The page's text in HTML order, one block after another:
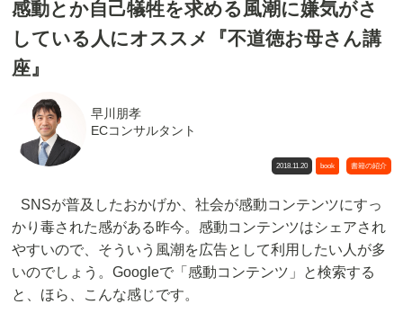
感動とか自己犠牲を求める風潮に嫌気がさ
している人にオススメ『不道徳お母さん講
座』
早川朋孝
ECコンサルタント
2018.11.20 book 書籍の紹介
SNSが普及したおかげか、社会が感動コンテンツにすっ
かり毒された感がある昨今。感動コンテンツはシェアされ
やすいので、そういう風潮を広告として利用したい人が多
いのでしょう。Googleで「感動コンテンツ」と検索する
と、ほら、こんな感じです。